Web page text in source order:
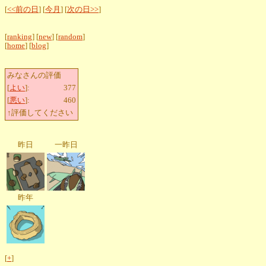
[<<前の日 ] [今月 ] [次の日>>]
[ranking] [new] [random]
[home] [blog]
みなさんの評価
[よい]:
377
[悪い]:
460
↑評価してください
昨日 一昨日
昨年
[+]